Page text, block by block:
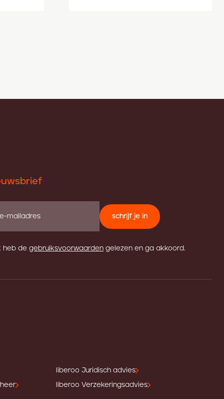
schrijf je in
heb de gebruiksvoorwaarden gelezen en ga akkoord.
liberoo Juridisch advies
liberoo Verzekeringsadvies